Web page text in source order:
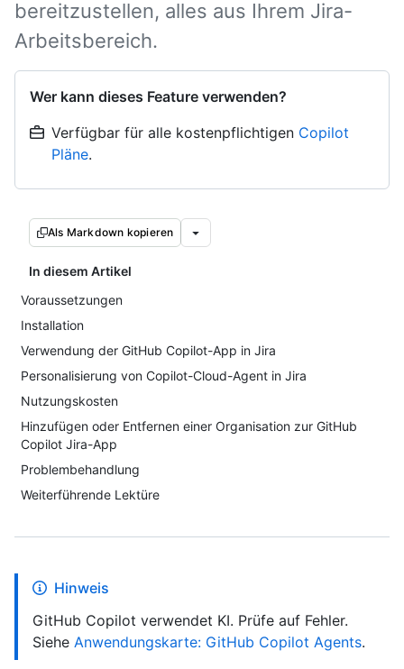
bereitzustellen, alles aus Ihrem Jira-
Arbeitsbereich.
Wer kann dieses Feature verwenden?
Verfügbar für alle kostenpflichtigen Copilot
Pläne.
Als Markdown kopieren
In diesem Artikel
Voraussetzungen
Installation
Verwendung der GitHub Copilot-App in Jira
Personalisierung von Copilot-Cloud-Agent in Jira
Nutzungskosten
Hinzufügen oder Entfernen einer Organisation zur GitHub
Copilot Jira-App
Problembehandlung
Weiterführende Lektüre
Hinweis
GitHub Copilot verwendet KI. Prüfe auf Fehler.
Siehe Anwendungskarte: GitHub Copilot Agents.